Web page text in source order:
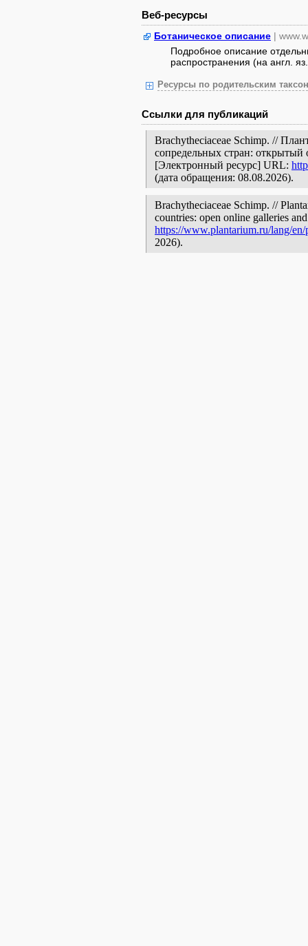
Веб-ресурсы
Ботаническое описание |
Подробное описание
распространения (на англ.
Ресурсы по родительским
Ссылки для публикаций
Brachytheciaceae Schimp. //
сопредельных стран: открытый
[Электронный ресурс] URL:
(дата обращения: 08.08.2026).
Brachytheciaceae Schimp. //
countries: open online galleries
https://www.plantarium.ru/lang/
2026).